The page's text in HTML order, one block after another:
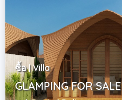
ซื้อ | Villa
GLAMPING FOR SALE